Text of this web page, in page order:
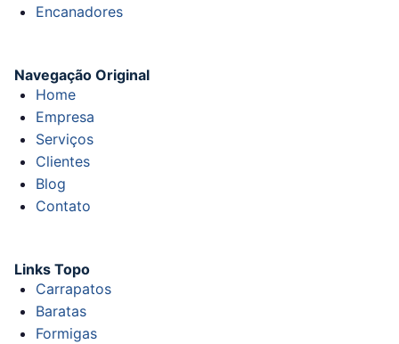
Encanadores
Navegação Original
Home
Empresa
Serviços
Clientes
Blog
Contato
Links Topo
Carrapatos
Baratas
Formigas